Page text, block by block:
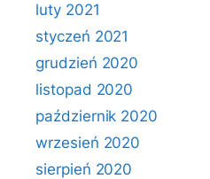
luty 2021
styczeń 2021
grudzień 2020
listopad 2020
październik 2020
wrzesień 2020
sierpień 2020